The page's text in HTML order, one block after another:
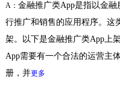
A： 金融推广类App是指以金
行推广和销售的应用程序。这
架。以下是金融推广类App上
App需要有一个合法的运营主
册，并更多